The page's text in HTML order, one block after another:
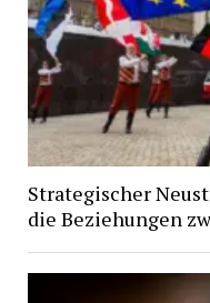
Strategischer
die Beziehungen